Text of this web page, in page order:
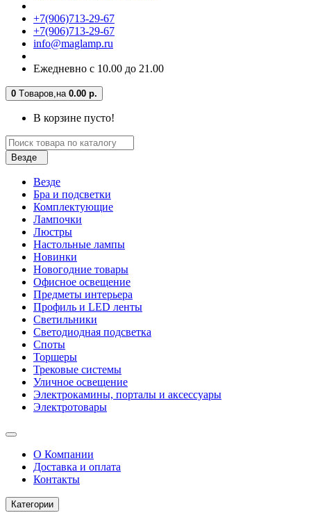
+7(906)713-29-67
+7(906)713-29-67
info@maglamp.ru
Ежедневно с 10.00 до 21.00
0 Tоваров,на 0.00 р.
В корзине пусто!
Везде
Везде
Бра и подсветки
Комплектующие
Лампочки
Люстры
Настольные лампы
Новинки
Новогодние товары
Офисное освещение
Предметы интерьера
Профиль и LED ленты
Светильники
Светодиодная подсветка
Споты
Торшеры
Трековые системы
Уличное освещение
Электрокамины, порталы и аксессуары
Электротовары
О Компании
Доставка и оплата
Контакты
Категории